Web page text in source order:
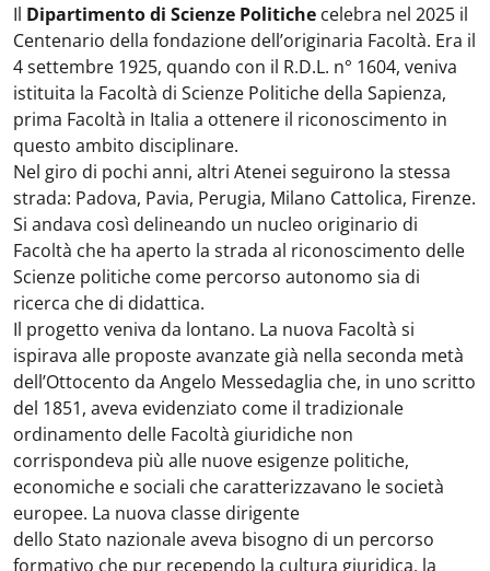
Il Dipartimento di Scienze Politiche celebra nel 2025 il
Centenario della fondazione dell’originaria Facoltà. Era il
4 settembre 1925, quando con il R.D.L. n° 1604, veniva
istituita la Facoltà di Scienze Politiche della Sapienza,
prima Facoltà in Italia a ottenere il riconoscimento in
questo ambito disciplinare.
Nel giro di pochi anni, altri Atenei seguirono la stessa
strada: Padova, Pavia, Perugia, Milano Cattolica, Firenze.
Si andava così delineando un nucleo originario di
Facoltà che ha aperto la strada al riconoscimento delle
Scienze politiche come percorso autonomo sia di
ricerca che di didattica.
Il progetto veniva da lontano. La nuova Facoltà si
ispirava alle proposte avanzate già nella seconda metà
dell’Ottocento da Angelo Messedaglia che, in uno scritto
del 1851, aveva evidenziato come il tradizionale
ordinamento delle Facoltà giuridiche non
corrispondeva più alle nuove esigenze politiche,
economiche e sociali che caratterizzavano le società
europee. La nuova classe dirigente
dello Stato nazionale aveva bisogno di un percorso
formativo che pur recependo la cultura giuridica, la